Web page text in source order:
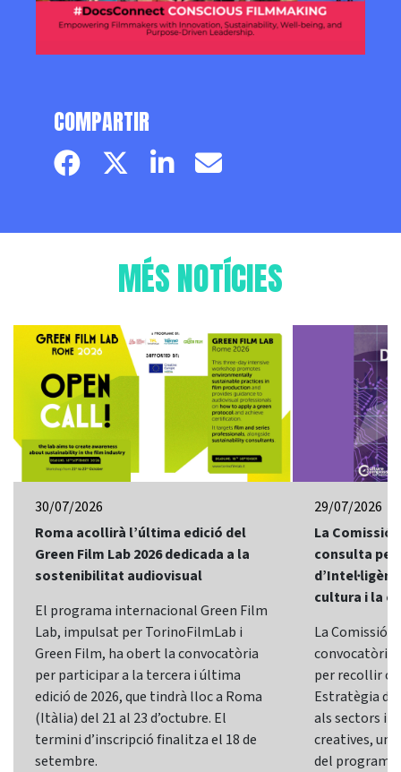
COMPARTIR
Facebook pageTwitter page
LinkedinEmail
MÉS NOTÍCIES
30/07/2026
Roma acollirà l’última edició del
Green Film Lab 2026 dedicada a la
sostenibilitat audiovisual
El programa internacional Green Film
Lab, impulsat per TorinoFilmLab i
Green Film, ha obert la convocatòria
per participar a la tercera i última
edició de 2026, que tindrà lloc a Roma
(Itàlia) del 21 al 23 d’octubre. El
termini d’inscripció finalitza el 18 de
setembre.
29/07/2026
La Comissió
consulta
cultura i la
La Comissió
convocatòria
per recollir
Estratègia
als sectors i
creatives,
del programa